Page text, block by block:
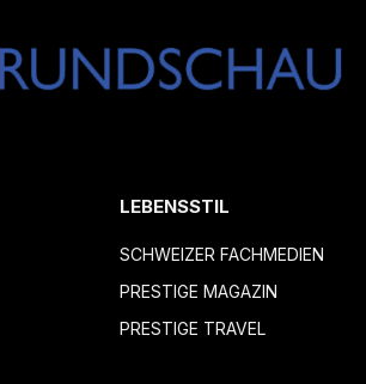
LEBENSSTIL
SCHWEIZER FACHMEDIEN
PRESTIGE MAGAZIN
PRESTIGE TRAVEL